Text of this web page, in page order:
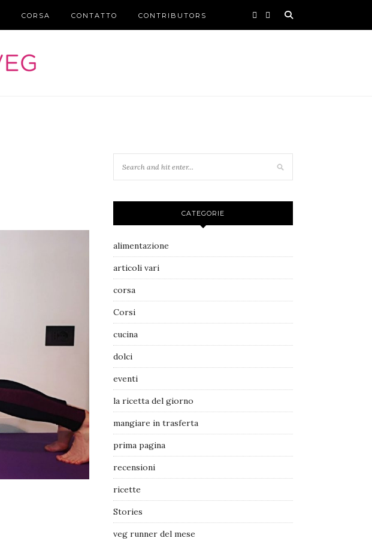
CORSA CONTATTO CONTRIBUTORS
CATEGORIE
alimentazione
articoli vari
corsa
Corsi
cucina
dolci
eventi
la ricetta del giorno
mangiare in trasferta
prima pagina
recensioni
ricette
Stories
veg runner del mese